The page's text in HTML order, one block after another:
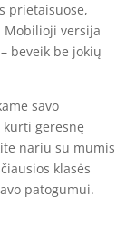
prietaisuose,
versija
beveik be jokių
savo
geresnę
nariu su mumis
klasės
patogumui.